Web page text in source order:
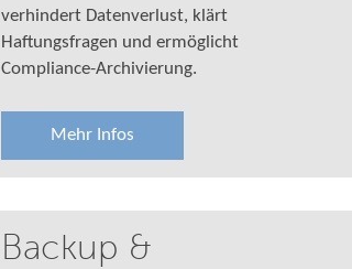
verhindert Datenverlust, klärt
Haftungsfragen und ermöglicht
Compliance-Archivierung.
Mehr Infos
Backup &